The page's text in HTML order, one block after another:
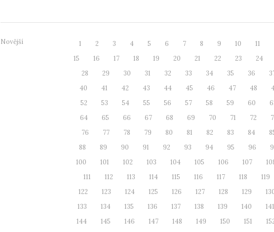
Novější 1 2 3 4 5 6 7 8 9 10 11
15
16 17 18 19 20 21 22 23 24
28
29 30 31 32 33 34 35 36
40
41 42 43 44 45 46 47 48
52
53 54 55 56 57 58 59 60
64
65 66 67 68 69 70 71 72
76
77 78 79 80 81 82 83 84
88
89 90 91 92 93 94 95 96
100
101 102 103 104 105 106 107
111
112 113 114 115 116 117 118 119
122
123 124 125 126 127 128 129
133
134 135 136 137 138 139 140 141
144
145 146 147 148 149 150 151